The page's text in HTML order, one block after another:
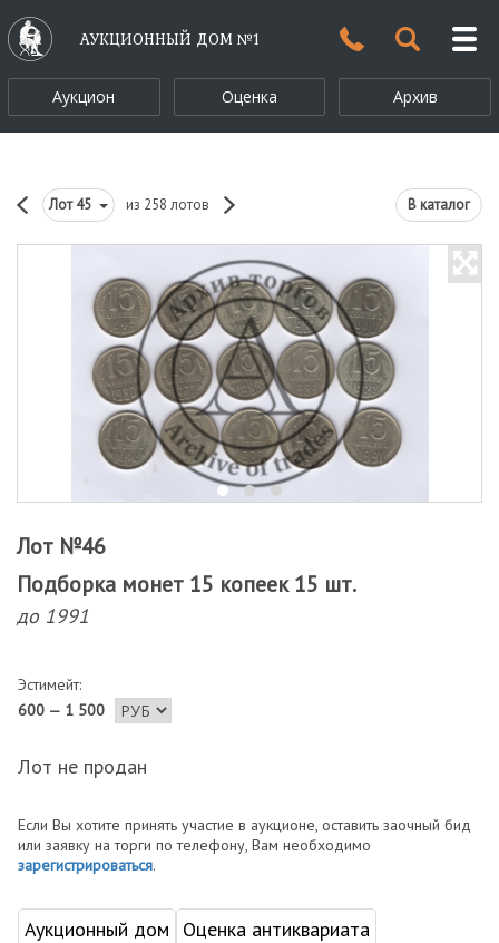
АУКЦИОННЫЙ ДОМ №1
Аукцион Оценка Архив
Лот45 из 258 лотов В каталог
Лот №46
Подборка монет 15 копеек 15 шт.
до 1991
Эстимейт:
600 — 1 500
Лот не продан
Если Вы хотите принять участие в аукционе, оставить заочный бид
или заявку на торги по телефону, Вам необходимо
зарегистрироваться.
Аукционный дом
Оценка антиквариата